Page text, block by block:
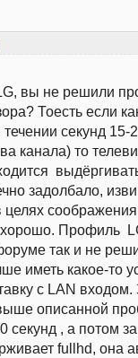
вы не решили
Тоесть если
течении секунд
канала) то
задолбало,
целях
хорошо. Профиль
так и не
иметь какое-то
с LAN
описанной
секунд , а потом
fullhd, она